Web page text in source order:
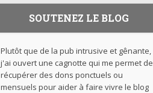
SOUTENEZ LE BLOG
Plutôt que de la pub intrusive et gênante,
j'ai ouvert une cagnotte qui me permet de
récupérer des dons ponctuels ou
mensuels pour aider à faire vivre le blog